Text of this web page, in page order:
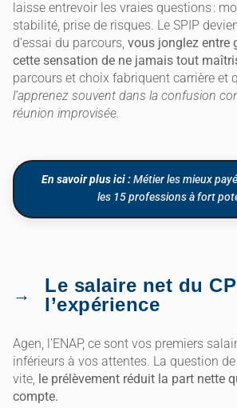
laisse entrevoir les vraies questions :
stabilité, prise de risques. Le SPIP
d’essai du parcours, vous jonglez entre
cette sensation de ne jamais tout
parcours et choix fabriquent carrière et
l’apprenez souvent dans la confusion
réunion improvisée.
En savoir plus ici :Métier les mieux
les 15 professions à fort
Le salaire net du
l’expérience
Agen, l’ENAP, ce sont vos premiers
inférieurs à vos attentes. La question
vite, le prélèvement réduit la part nette
compte.